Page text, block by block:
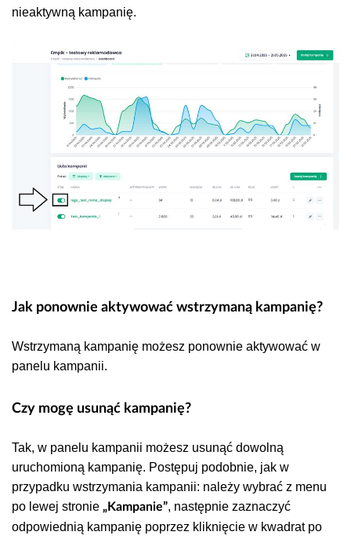
nieaktywną kampanię.
Jak ponownie aktywować wstrzymaną kampanię?
Wstrzymaną kampanię możesz ponownie aktywować w
panelu kampanii.
Czy mogę usunąć kampanię?
Tak, w panelu kampanii możesz usunąć dowolną
uruchomioną kampanię. Postępuj podobnie, jak w
przypadku wstrzymania kampanii: należy wybrać z menu
po lewej stronie „Kampanie”, następnie zaznaczyć
odpowiednią kampanię poprzez kliknięcie w kwadrat po